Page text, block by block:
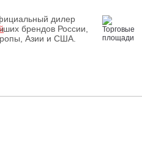
дилер
брендов России,
Азии и США.